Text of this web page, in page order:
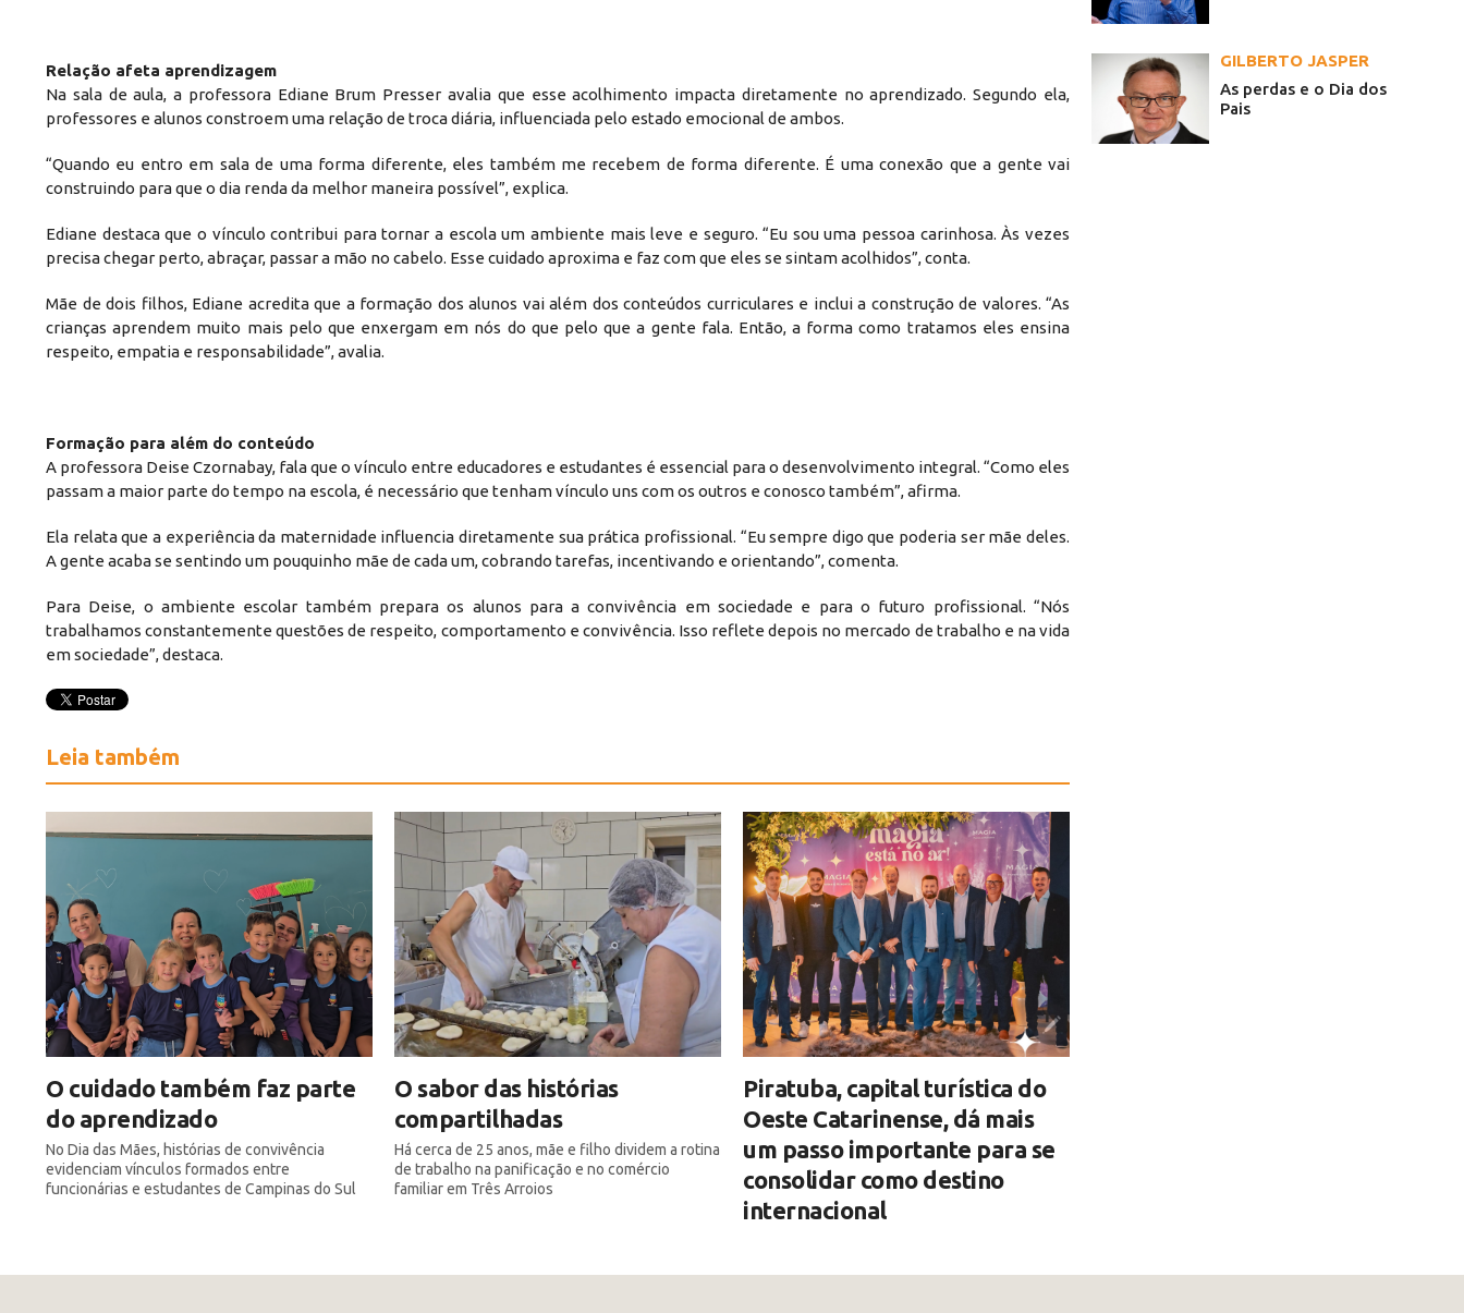
Relação afeta aprendizagem
Na sala de aula, a professora Ediane Brum Presser avalia que esse acolhimento impacta diretamente no aprendizado. Segundo ela,
professores e alunos constroem uma relação de troca diária, influenciada pelo estado emocional de ambos.
“Quando eu entro em sala de uma forma diferente, eles também me recebem de forma diferente. É uma conexão que a gente vai
construindo para que o dia renda da melhor maneira possível”, explica.
Ediane destaca que o vínculo contribui para tornar a escola um ambiente mais leve e seguro. “Eu sou uma pessoa carinhosa. Às vezes
precisa chegar perto, abraçar, passar a mão no cabelo. Esse cuidado aproxima e faz com que eles se sintam acolhidos”, conta.
Mãe de dois filhos, Ediane acredita que a formação dos alunos vai além dos conteúdos curriculares e inclui a construção de valores. “As
crianças aprendem muito mais pelo que enxergam em nós do que pelo que a gente fala. Então, a forma como tratamos eles ensina
respeito, empatia e responsabilidade”, avalia.
Formação para além do conteúdo
A professora Deise Czornabay, fala que o vínculo entre educadores e estudantes é essencial para o desenvolvimento integral. “Como eles
passam a maior parte do tempo na escola, é necessário que tenham vínculo uns com os outros e conosco também”, afirma.
Ela relata que a experiência da maternidade influencia diretamente sua prática profissional. “Eu sempre digo que poderia ser mãe deles.
A gente acaba se sentindo um pouquinho mãe de cada um, cobrando tarefas, incentivando e orientando”, comenta.
Para Deise, o ambiente escolar também prepara os alunos para a convivência em sociedade e para o futuro profissional. “Nós
trabalhamos constantemente questões de respeito, comportamento e convivência. Isso reflete depois no mercado de trabalho e na vida
em sociedade”, destaca.
Leia também
O cuidado também faz parte
do aprendizado
No Dia das Mães, histórias de convivência
evidenciam vínculos formados entre
funcionárias e estudantes de Campinas do Sul
O sabor das histórias
compartilhadas
Há cerca de 25 anos, mãe e filho dividem a rotina
de trabalho na panificação e no comércio
familiar em Três Arroios
Piratuba, capital turística do
Oeste Catarinense, dá mais
um passo importante para se
consolidar como destino
internacional
GILBERTO JASPER
As perdas e o Dia dos
Pais